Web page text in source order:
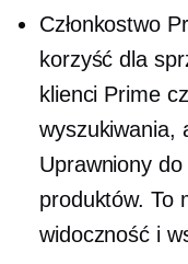
Członkostwo
korzyść dla
klienci Prime
wyszukiwania,
Uprawniony
produktów. To
widoczność i